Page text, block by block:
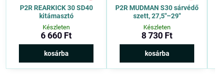
P2R REARKICK 30 SD40
kitámasztó
Készleten
6 660 Ft
kosárba
P2R MUDMAN S30 sárvédő
szett, 27,5″–29″
Készleten
8 730 Ft
kosárba